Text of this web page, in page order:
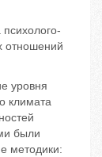
отношений
уровня
климата
были
методики: